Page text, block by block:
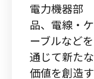
電力機器部
品、電線・ケ
ーブルなどを
通じて新たな
価値を創造す